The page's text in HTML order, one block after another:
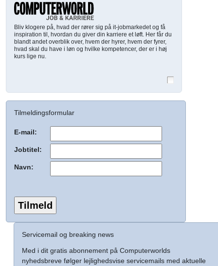
Bliv klogere på, hvad der rører sig på it-jobmarkedet og få
inspiration til, hvordan du giver din karriere et løft. Her får du
blandt andet overblik over, hvem der hyrer, hvem der fyrer,
hvad skal du have i løn og hvilke kompetencer, der er i høj
kurs lige nu.
Tilmeldingsformular
E-mail:
Jobtitel:
Navn:
Servicemail og breaking news
Med i dit gratis abonnement på Computerworlds
nyhedsbreve følger lejlighedsvise servicemails med aktuelle